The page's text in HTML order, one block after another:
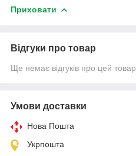
Приховати
Відгуки про товар
Ще немає відгуків про цей товар
Умови доставки
Нова Пошта
Укрпошта